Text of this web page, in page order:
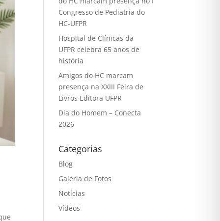
Congresso de Pediatria do
HC-UFPR
Hospital de Clínicas da
UFPR celebra 65 anos de
história
Amigos do HC marcam
presença na XXIII Feira de
Livros Editora UFPR
Dia do Homem – Conecta
2026
Categorias
Blog
Galeria de Fotos
Notícias
Vídeos